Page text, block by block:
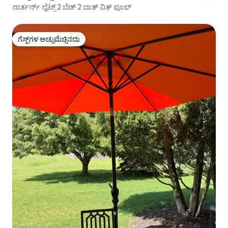
ನಾರ್ತರ್ನ್ ಲೈಟ್ಸ್ 2 ಬೆಡ್ 2 ಬಾತ್ ವಿತ್ ಪೂಲ್
ಗೆಸ್ಟ್‌ಗಳ ಅಚ್ಚುಮೆಚ್ಚಿನದು
ಗೆಸ್ಟ್‌ಗಳ ಅಚ್ಚುಮೆಚ್ಚಿನದು